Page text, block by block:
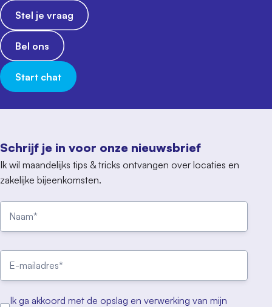
Schrijf je in voor onze nieuwsbrief
Ik wil maandelijks tips & tricks ontvangen over locaties en
zakelijke bijeenkomsten.
Ik ga akkoord met de opslag en verwerking van mijn
Stel je vraag
Bel ons
Start chat